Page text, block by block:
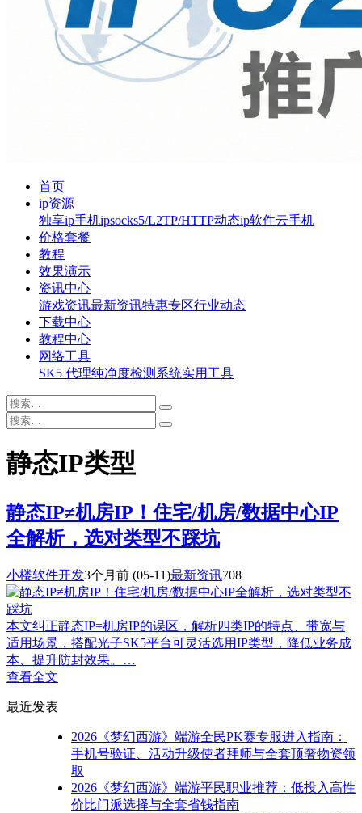
首页
ip资源
独享ip手机ipsocks5/L2TP/HTTP动态ip软件云手机
价格套餐
教程
效果演示
资讯中心
游戏资讯最新资讯特惠专区行业动态
下载中心
教程中心
网络工具
SK5 代理纯净度检测系统实用工具
静态IP类型
静态IP≠机房IP！住宅/机房/数据中心IP
全解析，选对类型不踩坑
小楼软件开发3个月前 (05-11)最新资讯708
本文纠正静态IP=机房IP的误区，解析四类IP的特点、带宽与
适用场景，搭配光子SK5平台可灵活选用IP类型，降低业务成
本、提升防封效果。…
查看全文
最近发表
2026《梦幻西游》端游全民PK赛专服进入指南：
手机号验证、活动升级使者拜师与全套顶奢物资领
取
2026《梦幻西游》端游平民职业推荐：低投入高性
价比门派选择与全套省钱指南